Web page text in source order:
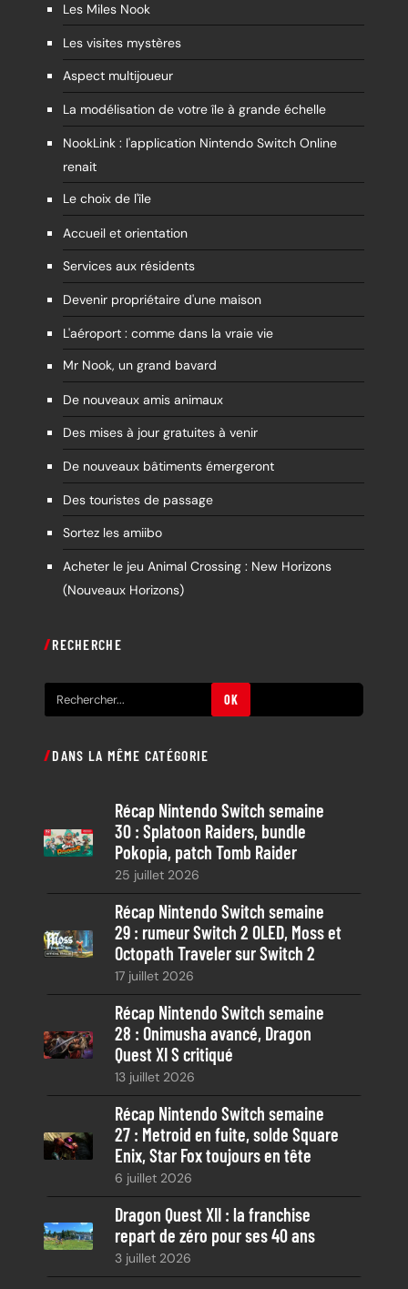
Les Miles Nook
Les visites mystères
Aspect multijoueur
La modélisation de votre île à grande échelle
NookLink : l'application Nintendo Switch Online
renait
Le choix de l'île
Accueil et orientation
Services aux résidents
Devenir propriétaire d'une maison
L'aéroport : comme dans la vraie vie
Mr Nook, un grand bavard
De nouveaux amis animaux
Des mises à jour gratuites à venir
De nouveaux bâtiments émergeront
Des touristes de passage
Sortez les amiibo
Acheter le jeu Animal Crossing : New Horizons
(Nouveaux Horizons)
RECHERCHE
e
h
c
h
OK
DANS LA MÊME CATÉGORIE
Récap Nintendo Switch semaine
30 : Splatoon Raiders, bundle
Pokopia, patch Tomb Raider
25 juillet 2026
Récap Nintendo Switch semaine
29 : rumeur Switch 2 OLED, Moss et
Octopath Traveler sur Switch 2
17 juillet 2026
Récap Nintendo Switch semaine
28 : Onimusha avancé, Dragon
Quest XI S critiqué
13 juillet 2026
Récap Nintendo Switch semaine
27 : Metroid en fuite, solde Square
Enix, Star Fox toujours en tête
6 juillet 2026
Dragon Quest XII : la franchise
repart de zéro pour ses 40 ans
3 juillet 2026